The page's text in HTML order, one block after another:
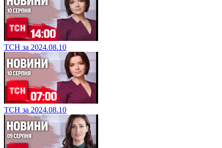
ТСН за 2024.08.10
ТСН за 2024.08.10